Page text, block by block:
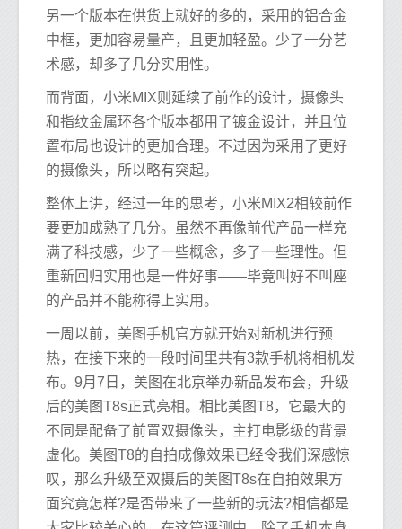
另一个版本在供货上就好的多的，采用的铝合金
中框，更加容易量产，且更加轻盈。少了一分艺
术感，却多了几分实用性。
而背面，小米MIX则延续了前作的设计，摄像头
和指纹金属环各个版本都用了镀金设计，并且位
置布局也设计的更加合理。不过因为采用了更好
的摄像头，所以略有突起。
整体上讲，经过一年的思考，小米MIX2相较前作
要更加成熟了几分。虽然不再像前代产品一样充
满了科技感，少了一些概念，多了一些理性。但
重新回归实用也是一件好事——毕竟叫好不叫座
的产品并不能称得上实用。
一周以前，美图手机官方就开始对新机进行预
热，在接下来的一段时间里共有3款手机将相机发
布。9月7日，美图在北京举办新品发布会，升级
后的美图T8s正式亮相。相比美图T8，它最大的
不同是配备了前置双摄像头，主打电影级的背景
虚化。美图T8的自拍成像效果已经令我们深感惊
叹，那么升级至双摄后的美图T8s在自拍效果方
面究竟怎样?是否带来了一些新的玩法?相信都是